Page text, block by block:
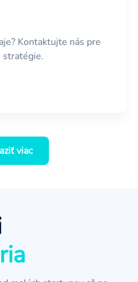
Kontaktujte nás pre
stratégie.
viac